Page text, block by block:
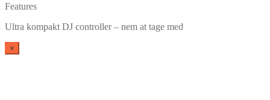
Features
Ultra kompakt DJ controller – nem at tage med
×